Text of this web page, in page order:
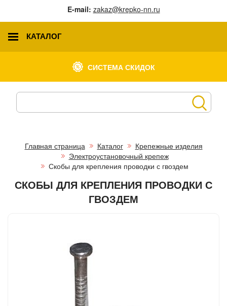
E-mail: zakaz@krepko-nn.ru
КАТАЛОГ
СИСТЕМА СКИДОК
Главная страница Каталог
Крепежные изделия
Электроустановочный крепеж
Скобы для крепления проводки с гвоздем
СКОБЫ ДЛЯ КРЕПЛЕНИЯ ПРОВОДКИ С
ГВОЗДЕМ